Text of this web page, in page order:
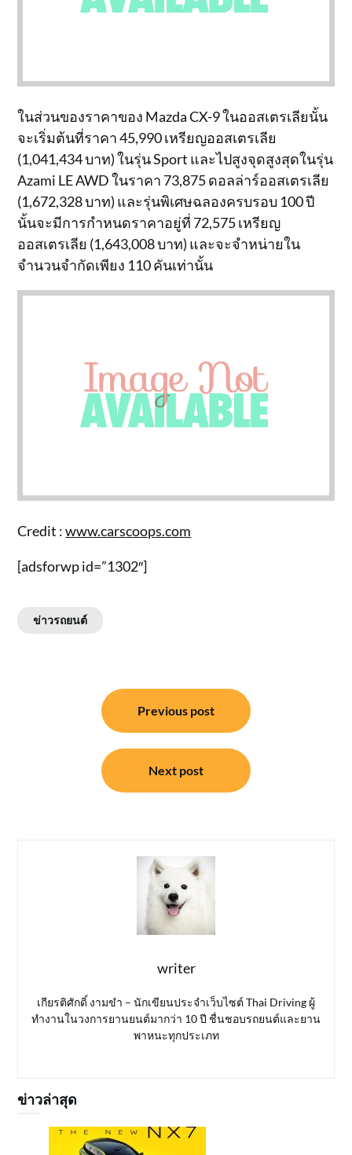
ในส่วนของราคาของ Mazda CX-9 ในออสเตรเลียนั้น
จะเริ่มต้นที่ราคา 45,990 เหรียญออสเตรเลีย
(1,041,434 บาท) ในรุ่น Sport และไปสูงจุดสูงสุดในรุ่น
Azami LE AWD ในราคา 73,875 ดอลล่าร์ออสเตรเลีย
(1,672,328 บาท) และรุ่นพิเศษฉลองครบรอบ 100 ปี
นั้นจะมีการกำหนดราคาอยู่ที่ 72,575 เหรียญ
ออสเตรเลีย (1,643,008 บาท) และจะจำหน่ายใน
จำนวนจำกัดเพียง 110 คันเท่านั้น
Credit :www.carscoops.com
[adsforwp id=”1302″]
ข่าวรถยนต์
Previous post
Next post
writer
เกียรติศักดิ์ งามขำ – นักเขียนประจำเว็บไซต์ Thai Driving ผู้
ทำงานในวงการยานยนต์มากว่า 10 ปี ชื่นชอบรถยนต์และยาน
พาหนะทุกประเภท
ข่าวล่าสุด